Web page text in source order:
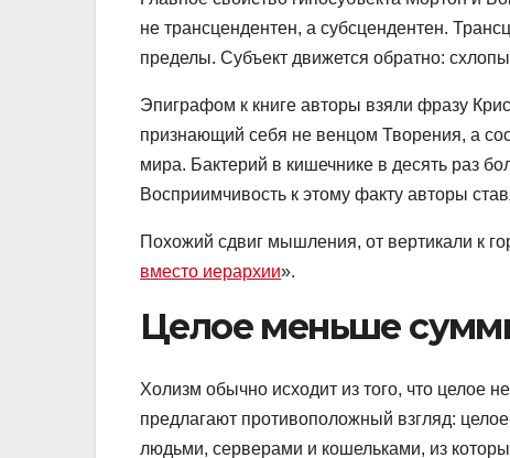
не трансцендентен, а субсцендентен.
пределы. Субъект движется обратно:
Эпиграфом к книге авторы взяли фразу
признающий себя не венцом Творения, а
мира. Бактерий в кишечнике в десять раз
Восприимчивость к этому факту авторы
Похожий сдвиг мышления, от вертикали к
вместо иерархии».
Целое меньше
Холизм обычно исходит из того, что целое
предлагают противоположный взгляд:
людьми, серверами и кошельками, из